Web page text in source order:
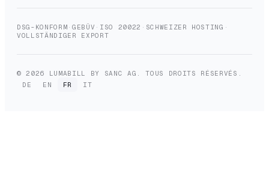
DSG-KONFORM · GEBÜV · ISO 20022 · SCHWEIZER HOSTING ·
VOLLSTÄNDIGER EXPORT
© 2026 LUMABILL BY SANC AG. TOUS DROITS RÉSERVÉS.
DE
EN FR IT